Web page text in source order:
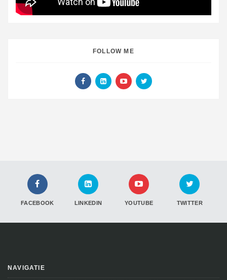
FOLLOW ME
FACEBOOK LINKEDIN YOUTUBE TWITTER
NAVIGATIE